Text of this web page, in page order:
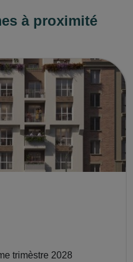
à proximité
trimèstre 2028